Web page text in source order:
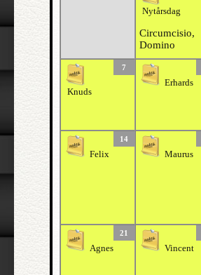
Nytårsdag
Circumcisio,
Domino
7
Knuds
Erhards
14
Felix Maurus
21
Agnes Vincent